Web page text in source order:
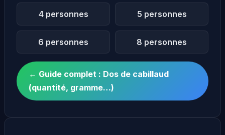
4 personnes 5 personnes
6 personnes 8 personnes
← Guide complet : Dos de cabillaud
(quantité, gramme…)